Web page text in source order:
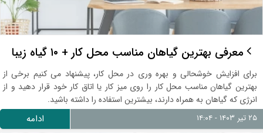
معرفی بهترین گیاهان مناسب محل کار + ۱۰ گیاه زیبا
برای افزایش خوشحالی و بهره وری در محل کار، پیشنهاد می کنیم برخی از
بهترین گیاهان مناسب محل کار را روی میز کار یا اتاق کار خود قرار دهید و از
انرژی که گیاهان به همراه دارند، بیشترین استفاده را داشته باشید.
۲۵ تیر ۱۴۰۳ - ۱۴:۰۴ ادامه